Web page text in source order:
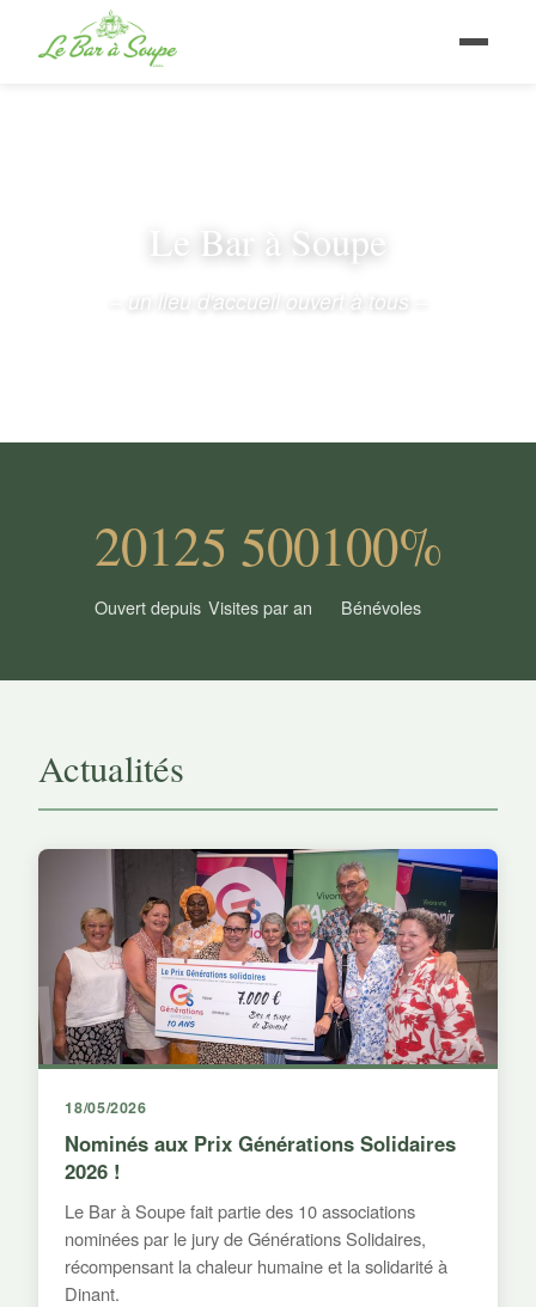
Le Bar à Soupe
– un lieu d'accueil ouvert à tous –
2012
Ouvert depuis
5 500
Visites par an
100%
Bénévoles
Actualités
18/05/2026
Nominés aux Prix Générations Solidaires
2026 !
Le Bar à Soupe fait partie des 10 associations
nominées par le jury de Générations Solidaires,
récompensant la chaleur humaine et la solidarité à
Dinant.